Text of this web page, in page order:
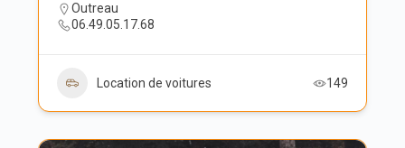
Outreau
06.49.05.17.68
Location de voitures 149